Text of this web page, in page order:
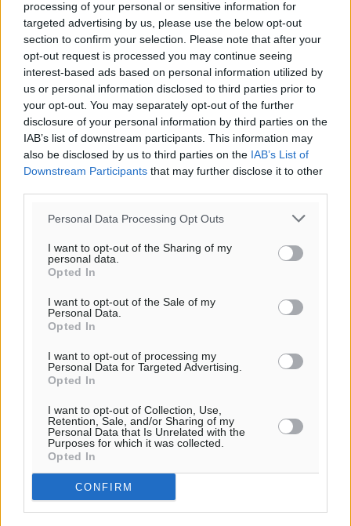
processing of your personal or sensitive information for
targeted advertising by us, please use the below opt-out
section to confirm your selection. Please note that after your
opt-out request is processed you may continue seeing
interest-based ads based on personal information utilized by
us or personal information disclosed to third parties prior to
your opt-out. You may separately opt-out of the further
disclosure of your personal information by third parties on the
IAB’s list of downstream participants. This information may
also be disclosed by us to third parties on the IAB’s List of
Downstream Participants that may further disclose it to other
Personal Data Processing Opt Outs
I want to opt-out of the Sharing of my
personal data.
Opted In
I want to opt-out of the Sale of my
Personal Data.
Opted In
I want to opt-out of processing my
Personal Data for Targeted Advertising.
Opted In
I want to opt-out of Collection, Use,
Retention, Sale, and/or Sharing of my
Personal Data that Is Unrelated with the
Purposes for which it was collected.
Opted In
CONFIRM
20:08
πρόγνωση:
28°
ΣΑ
29°
ΚΥ
29°
ΔΕ
28°